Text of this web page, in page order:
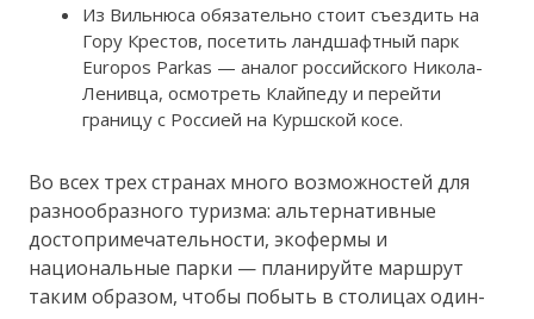
Из Вильнюса обязательно стоит съездить на
Гору Крестов, посетить ландшафтный парк
Europos Parkas — аналог российского Никола-
Ленивца, осмотреть Клайпеду и перейти
границу с Россией на Куршской косе.
Во всех трех странах много возможностей для
разнообразного туризма: альтернативные
достопримечательности, экофермы и
национальные парки — планируйте маршрут
таким образом, чтобы побыть в столицах один-